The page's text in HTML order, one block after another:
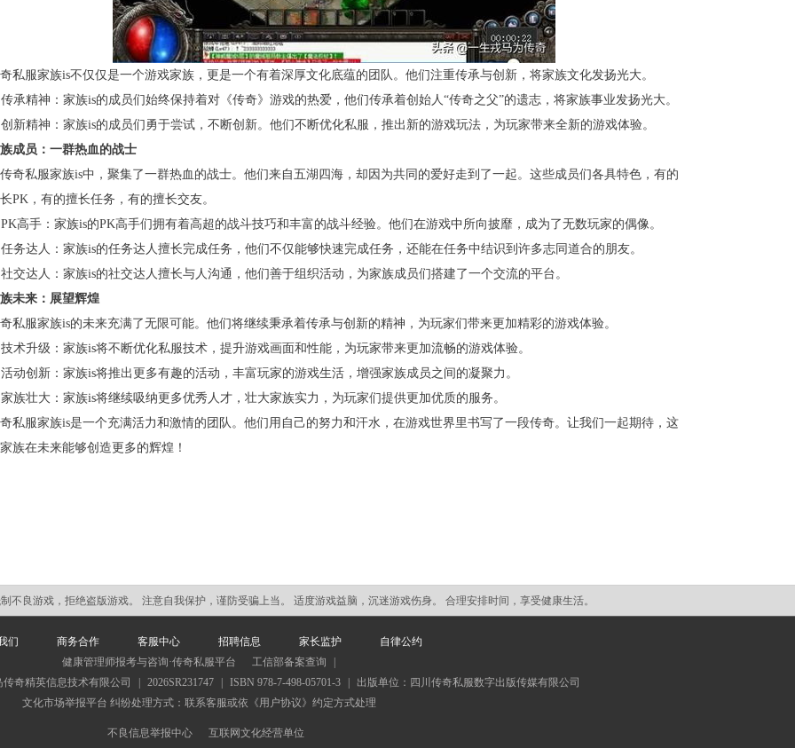
私服家族is不仅仅是一个游戏家族，更是一个有着深厚文化底蕴的团队。他们注重传承与创新，将家族文化发扬光大。
承精神：家族is的成员们始终保持着对《传奇》游戏的热爱，他们传承着创始人“传奇之父”的遗志，将家族事业发扬光大。
新精神：家族is的成员们勇于尝试，不断创新。他们不断优化私服，推出新的游戏玩法，为玩家带来全新的游戏体验。
成员：一群热血的战士
奇私服家族is中，聚集了一群热血的战士。他们来自五湖四海，却因为共同的爱好走到了一起。这些成员们各具特色，有的
PK，有的擅长任务，有的擅长交友。
高手：家族is的PK高手们拥有着高超的战斗技巧和丰富的战斗经验。他们在游戏中所向披靡，成为了无数玩家的偶像。
务达人：家族is的任务达人擅长完成任务，他们不仅能够快速完成任务，还能在任务中结识到许多志同道合的朋友。
交达人：家族is的社交达人擅长与人沟通，他们善于组织活动，为家族成员们搭建了一个交流的平台。
未来：展望辉煌
私服家族is的未来充满了无限可能。他们将继续秉承着传承与创新的精神，为玩家们带来更加精彩的游戏体验。
术升级：家族is将不断优化私服技术，提升游戏画面和性能，为玩家带来更加流畅的游戏体验。
动创新：家族is将推出更多有趣的活动，丰富玩家的游戏生活，增强家族成员之间的凝聚力。
族壮大：家族is将继续吸纳更多优秀人才，壮大家族实力，为玩家们提供更加优质的服务。
私服家族is是一个充满活力和激情的团队。他们用自己的努力和汗水，在游戏世界里书写了一段传奇。让我们一起期待，这
族在未来能够创造更多的辉煌！
不良游戏，拒绝盗版游戏。 注意自我保护，谨防受骗上当。 适度游戏益脑，沉迷游戏伤身。 合理安排时间，享受健康生活。
们 商务合作 客服中心 招聘信息 家长监护
自律公约
健康管理师报考与咨询·传奇私服平台
工信部备案查询
奇精英信息技术有限公司 2026SR231747 ISBN 978-7-498-05701-3
出版单位：四川传奇私服数字出版传媒有限公司
文化市场举报平台 纠纷处理方式：联系客服或依《用户协议》约定方式处理
不良信息举报中心 互联网文化经营单位